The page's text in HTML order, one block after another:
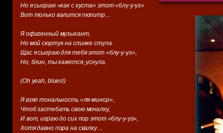
Но я сыграю «как с куста» этот «блу-у-уз»
Вот только валится пюпитр…
Я офигенный музыкант,
Но мой сюртук на спинке стула.
Щас я сыграю для тебя этот «блу-у-уз»,
Но, блин, ты кажется, уснула.
(Oh yeah, blues!)
Я взял тональность «ля-минор»,
Чтоб застебать свою мочалку,
И вот, играю до сих пор этот «блу-у-уз»,
Хотя давно пора на свалку…